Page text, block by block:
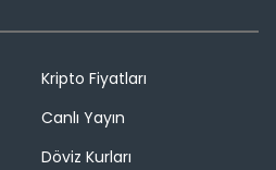
Kripto Fiyatları
Canlı Yayın
Döviz Kurları